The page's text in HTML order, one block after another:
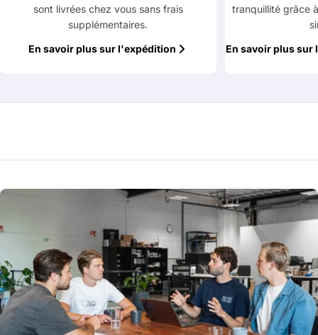
sont livrées chez vous sans frais
supplémentaires.
En savoir plus sur l'expédition
tranquillité grâce
En savoir plus sur